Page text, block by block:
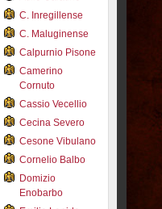
C. Inregillense
C. Maluginense
Calpurnio Pisone
Camerino
Cornuto
Cassio Vecellio
Cecina Severo
Cesone Vibulano
Cornelio Balbo
Domizio
Enobarbo